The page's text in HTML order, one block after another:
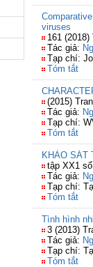
viruses
161 (2018)
Tác giả:
Tạp chí:
Tóm tắt
(2015)
Tác giả:
Tạp chí:
Tóm tắt
KHẢO SÁT
tập XX1
Tác giả:
Tạp chí:
Tóm tắt
Tình hình
3 (2013)
Tác giả:
Tạp chí:
Tóm tắt